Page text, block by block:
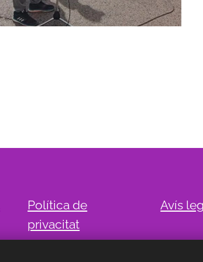
Política de
privacitat
Avís